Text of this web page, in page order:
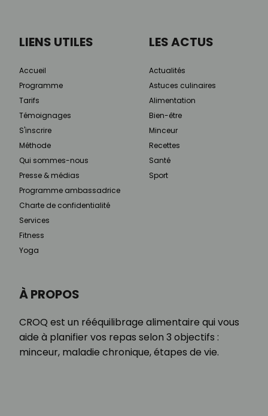
À PROPOS
CROQ est un rééquilibrage alimentaire qui vous
aide à planifier vos repas selon 3 objectifs :
minceur, maladie chronique, étapes de vie.
LIENS UTILES
Accueil
Programme
Tarifs
Témoignages
S'inscrire
Méthode
Qui sommes-nous
Presse & médias
Programme ambassadrice
Charte de confidentialité
Services
Fitness
Yoga
LES ACTUS
Actualités
Astuces culinaires
Alimentation
Bien-être
Minceur
Recettes
Santé
Sport